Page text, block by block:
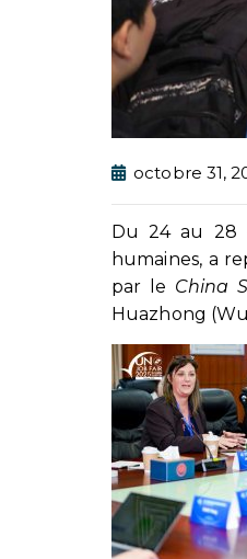
octobre 31,
Du 24 au 28
humaines, a
par le China
Huazhong